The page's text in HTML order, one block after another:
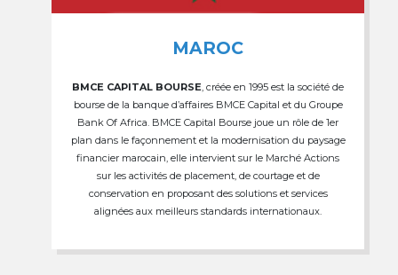
MAROC
BMCE CAPITAL BOURSE , créée en 1995 est la société de
bourse de la banque d’affaires BMCE Capital et du Groupe
Bank Of Africa. BMCE Capital Bourse joue un rôle de 1er
plan dans le façonnement et la modernisation du paysage
financier marocain, elle intervient sur le Marché Actions
sur les activités de placement, de courtage et de
conservation en proposant des solutions et services
alignées aux meilleurs standards internationaux.